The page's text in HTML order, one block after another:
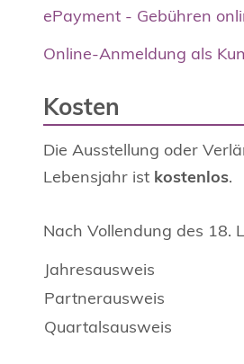
ePayment - Gebühren
Online-Anmeldung als
Kosten
Die Ausstellung oder
Lebensjahr ist kostenlos.
Nach Vollendung des 18.
Jahresausweis
Partnerausweis
Quartalsausweis